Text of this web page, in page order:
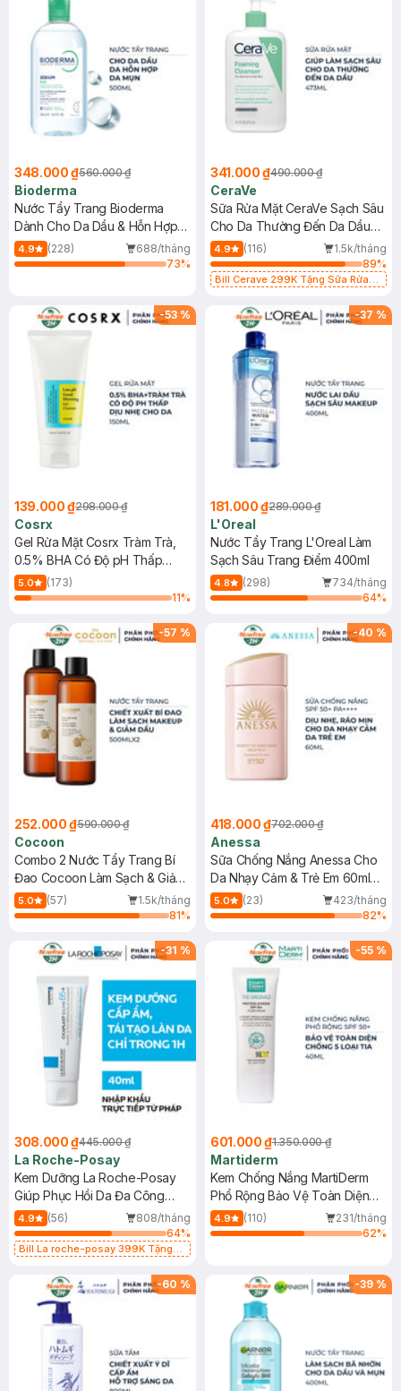
348.000 ₫560.000 ₫
Bioderma
Nước Tẩy Trang Bioderma
Dành Cho Da Dầu & Hỗn Hợp
500ml
4.9 (228)
688/tháng
73%
341.000 ₫490.000 ₫
CeraVe
Sữa Rửa Mặt CeraVe Sạch Sâu
Cho Da Thường Đến Da Dầu
473ml
4.9 (116)
1.5k/tháng
89%
Bill Cerave 299K Tặng Sữa Rửa
-53 %
139.000 ₫298.000 ₫
Cosrx
Gel Rửa Mặt Cosrx Tràm Trà,
0.5% BHA Có Độ pH Thấp
150ml
5.0
(173)
11%
-37 %
181.000 ₫289.000 ₫
L'Oreal
Nước Tẩy Trang L'Oreal Làm
Sạch Sâu Trang Điểm 400ml
4.8 (298)
734/tháng
64%
-57 %
252.000 ₫590.000 ₫
Cocoon
Combo 2 Nước Tẩy Trang Bí
Đao Cocoon Làm Sạch & Giảm
Dầu 500ml
5.0 (57)
1.5k/tháng
81%
-40 %
418.000 ₫702.000 ₫
Anessa
Sữa Chống Nắng Anessa Cho
Da Nhạy Cảm & Trẻ Em 60ml
(Mới)
5.0 (23)
423/tháng
82%
-31 %
308.000 ₫445.000 ₫
La Roche-Posay
Kem Dưỡng La Roche-Posay
Giúp Phục Hồi Da Đa Công
Dụng 40ml
4.9 (56)
808/tháng
64%
Bill La roche-posay 399K Tặng
(SL có hạn)
-55 %
601.000 ₫1.350.000 ₫
Martiderm
Kem Chống Nắng MartiDerm
Phổ Rộng Bảo Vệ Toàn Diện
40ml
4.9 (110)
231/tháng
62%
-60 % -39 %